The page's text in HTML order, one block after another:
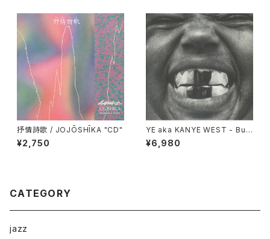
抒情詩歌 / JOJŌSHĪKA "CD"
¥2,750
YE aka KANYE WEST - Bull
y "LP"
¥6,980
CATEGORY
jazz